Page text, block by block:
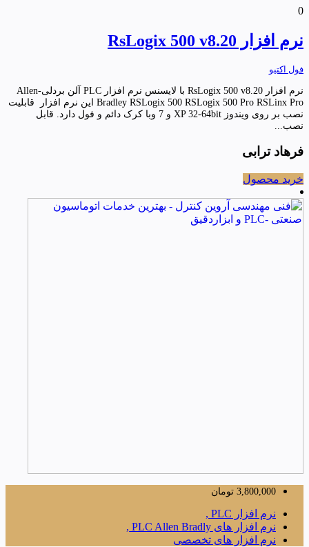
0
نرم افزار RsLogix 500 v8.20
فول اکتیو
نرم افزار RsLogix 500 v8.20 با لایسنس نرم افزار PLC آلن بردلی-Allen
Bradley RSLogix 500 RSLogix 500 Pro RSLinx Pro این نرم افزار قابلیت
نصب بر روی ویندوز XP 32-64bit و 7 وبا کرک دائم و فول دارد. قابل
نصب...
فرهاد ترابی
خرید محصول
3,800,000 تومان
نرم افزار PLC ,
نرم افزار های PLC Allen Bradly ,
نرم افزار های تخصصی